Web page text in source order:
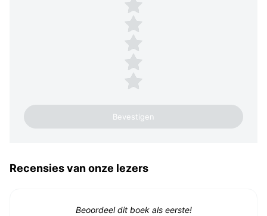
Plaats een beoordeling
5 sterren
4 sterren
3 sterren
2 sterren
1 ster
Recensies van onze lezers
Beoordeel dit boek als eerste!